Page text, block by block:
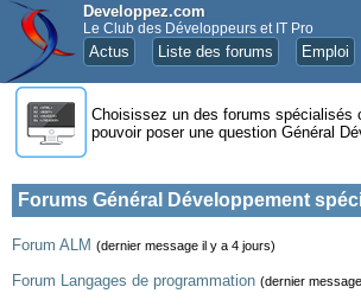
Developpez.com
Le Club des Développeurs et IT Pro
Actus Liste des forums Emploi
Choisissez un des forums spécialisés
pouvoir poser une question Général
Forums Général Développement
Forum ALM (dernier message il y a 4 jours)
Forum Langages de programmation (dernier